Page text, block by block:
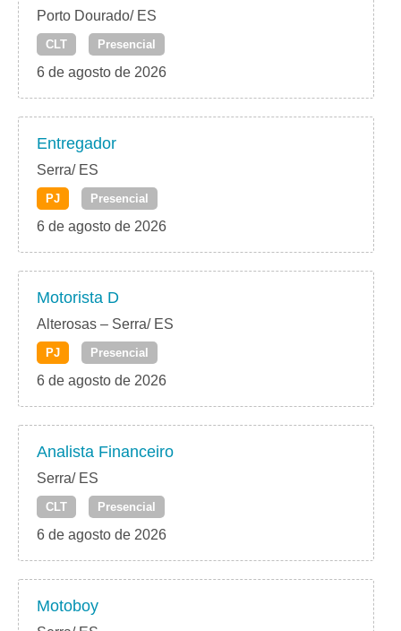
Porto Dourado/ ES
CLT Presencial
6 de agosto de 2026
Entregador
Serra/ ES
PJ Presencial
6 de agosto de 2026
Motorista D
Alterosas – Serra/ ES
PJ Presencial
6 de agosto de 2026
Analista Financeiro
Serra/ ES
CLT Presencial
6 de agosto de 2026
Motoboy